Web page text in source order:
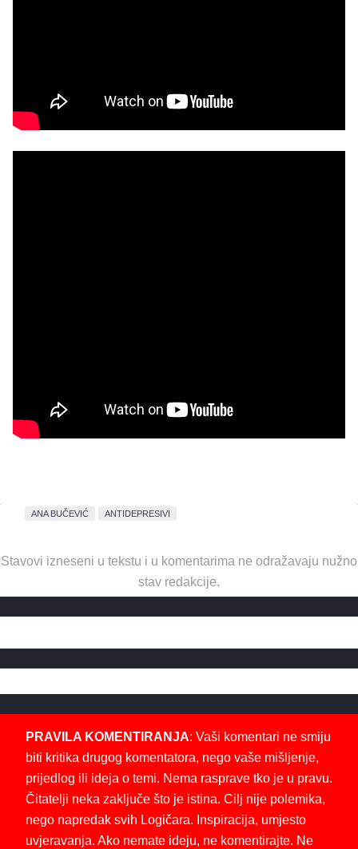
ANA BUČEVIĆ ANTIDEPRESIVI
Stavovi izneseni u tekstu i u komentarima ne odražavaju nužno
stav redakcije.
PRAVILA KOMENTIRANJA: Vaši komentari ne smiju
biti kritika drugog komentatora, nego vaše mišljenje,
prijedlog ili ideja o temi. Nema rasprave tko je u pravu.
Čitatelji neka zaključe što je istina. Cilj nije polemika,
nego napredak svih Logičara. Inspiracija, umjesto
uvjeravanja. Ako nemate ideju, ne komentirajte. Ne